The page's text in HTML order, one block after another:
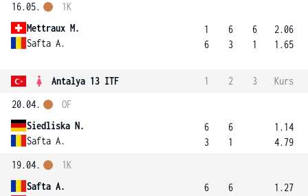
16.05.
Mettraux M.
Safta A.
1K
1
6
6
3
6
1
2.06
1.65
Antalya 13 ITF 1 2 3
Kurs
20.04.
Siedliska N.
Safta A.
OF
6
3
6
1
1.14
4.79
19.04.
Safta A.
1K
6
6 1.27